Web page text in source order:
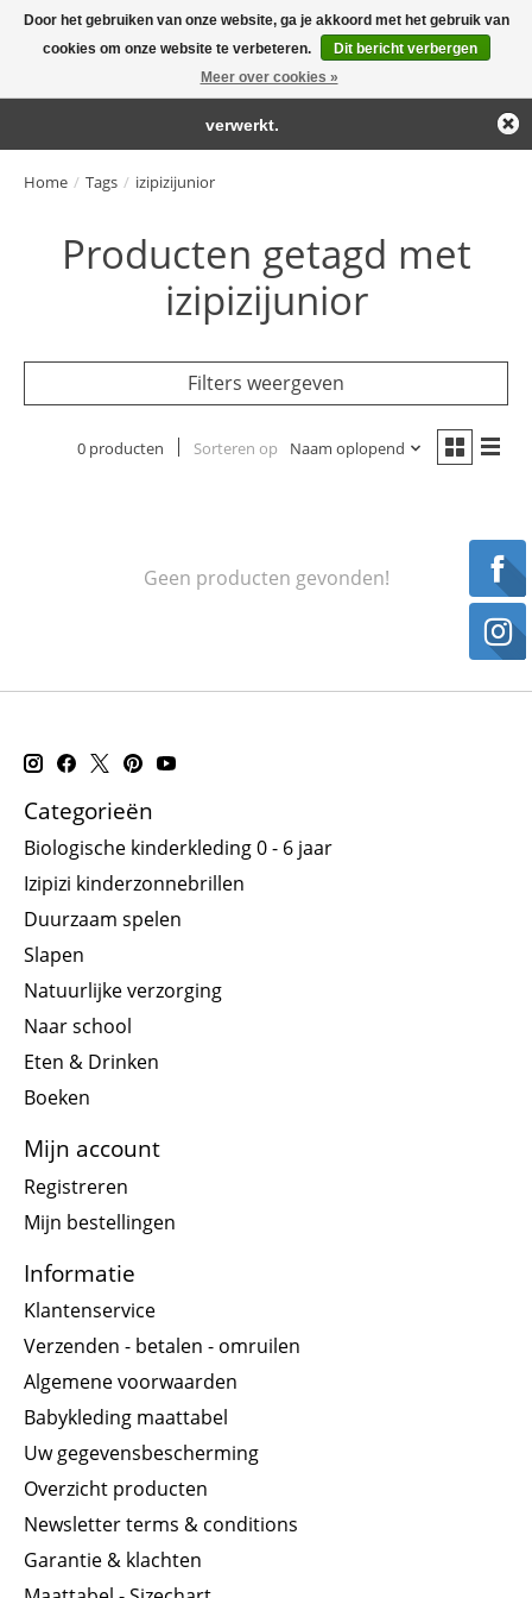
Large selection of products and fast shipping!
Home / Tags / izipizijunior
Producten getagd met
izipizijunior
Filters weergeven
0 producten Sorteren op Naam oplopend
Geen producten gevonden!
Categorieën
Biologische kinderkleding 0 - 6 jaar
Izipizi kinderzonnebrillen
Duurzaam spelen
Slapen
Natuurlijke verzorging
Naar school
Eten & Drinken
Boeken
Mijn account
Registreren
Mijn bestellingen
Informatie
Klantenservice
Verzenden - betalen - omruilen
Algemene voorwaarden
Babykleding maattabel
Uw gegevensbescherming
Overzicht producten
Newsletter terms & conditions
Garantie & klachten
Door het gebruiken van onze website, ga je akkoord met het gebruik van
cookies om onze website te verbeteren.
Dit bericht verbergen
Meer over cookies »
← Keer terug naar de backofficeDeze winkel is in aanbouw.
Eventueel geplaatste orders zullen niet worden gehonoreerd of
verwerkt.